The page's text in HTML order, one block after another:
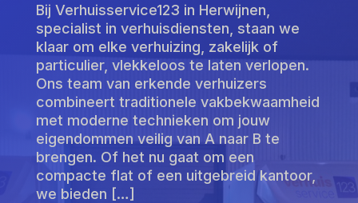
Bij Verhuisservice123 in Herwijnen,
specialist in verhuisdiensten, staan we
klaar om elke verhuizing, zakelijk of
particulier, vlekkeloos te laten verlopen.
Ons team van erkende verhuizers
combineert traditionele vakbekwaamheid
met moderne technieken om jouw
eigendommen veilig van A naar B te
brengen. Of het nu gaat om een
compacte flat of een uitgebreid kantoor,
we bieden […]